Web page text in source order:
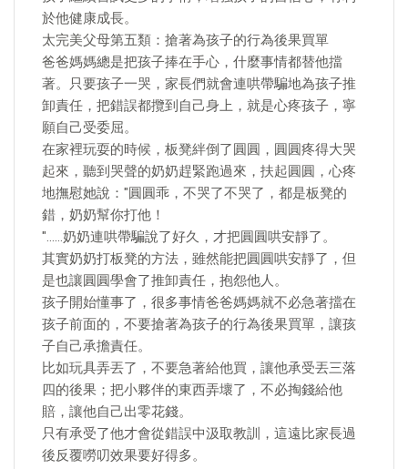
於他健康成長。
太完美父母第五類：搶著為孩子的行為後果買單
爸爸媽媽總是把孩子捧在手心，什麼事情都替他擋
著。只要孩子一哭，家長們就會連哄帶騙地為孩子推
卸責任，把錯誤都攬到自己身上，就是心疼孩子，寧
願自己受委屈。
在家裡玩耍的時候，板凳絆倒了圓圓，圓圓疼得大哭
起來，聽到哭聲的奶奶趕緊跑過來，扶起圓圓，心疼
地撫慰她說："圓圓乖，不哭了不哭了，都是板凳的
錯，奶奶幫你打他！
"……奶奶連哄帶騙說了好久，才把圓圓哄安靜了。
其實奶奶打板凳的方法，雖然能把圓圓哄安靜了，但
是也讓圓圓學會了推卸責任，抱怨他人。
孩子開始懂事了，很多事情爸爸媽媽就不必急著擋在
孩子前面的，不要搶著為孩子的行為後果買單，讓孩
子自己承擔責任。
比如玩具弄丟了，不要急著給他買，讓他承受丟三落
四的後果；把小夥伴的東西弄壞了，不必掏錢給他
賠，讓他自己出零花錢。
只有承受了他才會從錯誤中汲取教訓，這遠比家長過
後反覆嘮叨效果要好得多。